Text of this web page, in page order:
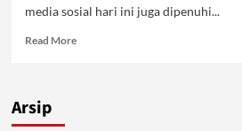
media sosial hari ini juga dipenuhi...
Read MoreRead
Arsip